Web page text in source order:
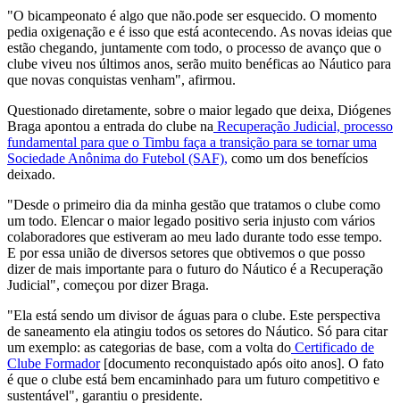
"O bicampeonato é algo que não.pode ser esquecido. O momento
pedia oxigenação e é isso que está acontecendo. As novas ideias que
estão chegando, juntamente com todo, o processo de avanço que o
clube viveu nos últimos anos, serão muito benéficas ao Náutico para
que novas conquistas venham", afirmou.
Questionado diretamente, sobre o maior legado que deixa, Diógenes
Braga apontou a entrada do clube na Recuperação Judicial, processo
fundamental para que o Timbu faça a transição para se tornar uma
Sociedade Anônima do Futebol (SAF), como um dos benefícios
deixado.
"Desde o primeiro dia da minha gestão que tratamos o clube como
um todo. Elencar o maior legado positivo seria injusto com vários
colaboradores que estiveram ao meu lado durante todo esse tempo.
E por essa união de diversos setores que obtivemos o que posso
dizer de mais importante para o futuro do Náutico é a Recuperação
Judicial", começou por dizer Braga.
"Ela está sendo um divisor de águas para o clube. Este perspectiva
de saneamento ela atingiu todos os setores do Náutico. Só para citar
um exemplo: as categorias de base, com a volta do Certificado de
Clube Formador[documento reconquistado após oito anos]. O fato
é que o clube está bem encaminhado para um futuro competitivo e
sustentável", garantiu o presidente.